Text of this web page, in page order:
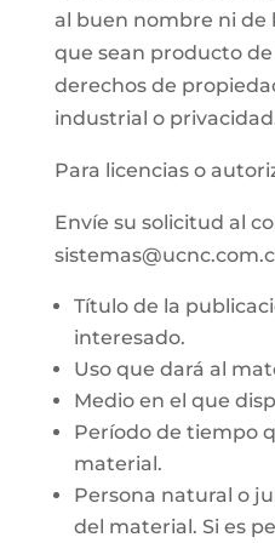
al buen nombre ni de
que sean producto de
derechos de
industrial o
Para licencias o
Envíe su solicitud al
Título de la
interesado.
Uso que dará al
Medio en el que
Período de tiempo
material.
Persona natural o
del material. Si es